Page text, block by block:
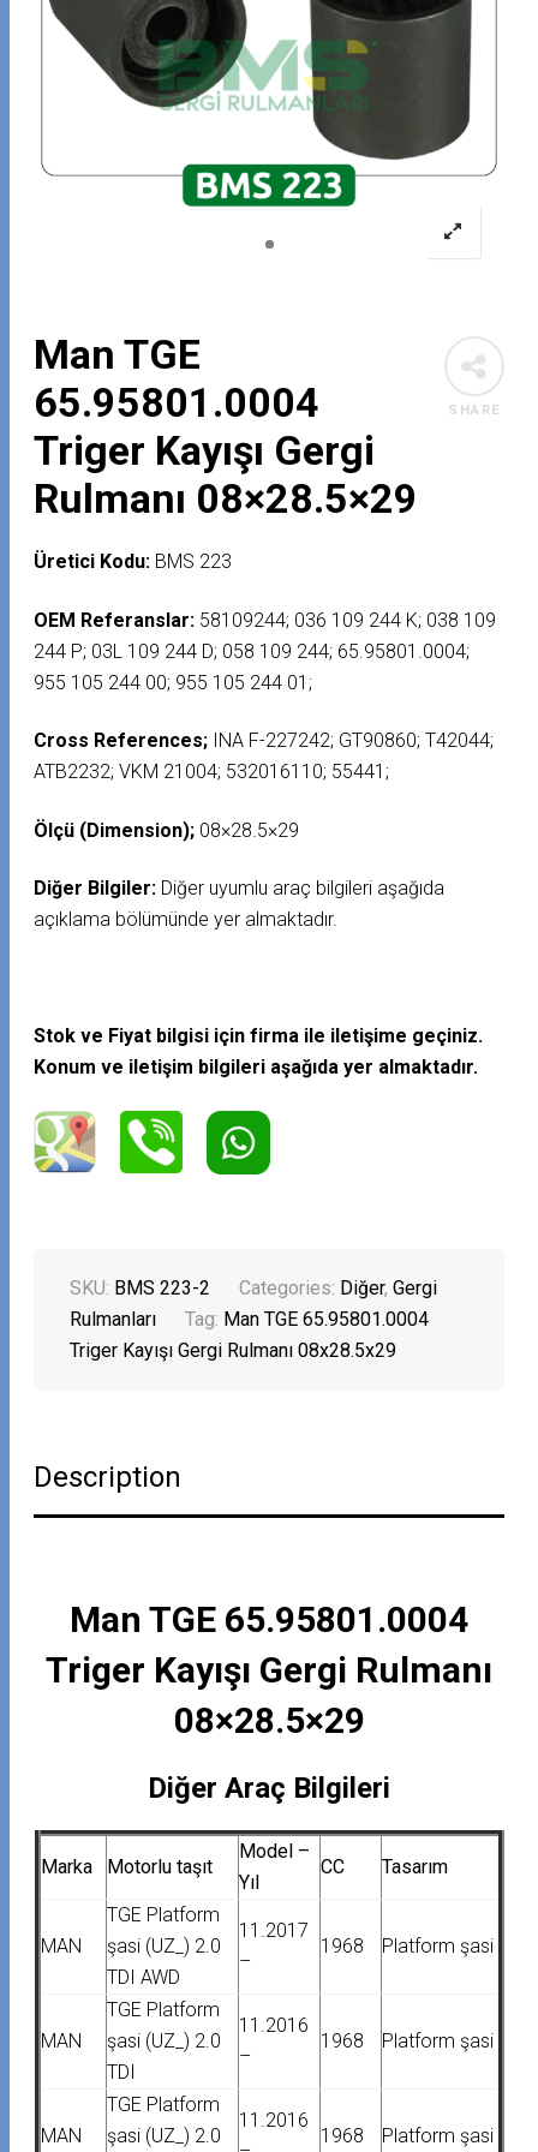
SHARE
Man TGE
65.95801.0004
Triger Kayışı Gergi
Rulmanı 08×28.5×29
Üretici Kodu: BMS 223
OEM Referanslar: 58109244; 036 109 244 K; 038 109
244 P; 03L 109 244 D; 058 109 244; 65.95801.0004;
955 105 244 00; 955 105 244 01;
Cross References; INA F-227242; GT90860; T42044;
ATB2232; VKM 21004; 532016110; 55441;
Ölçü (Dimension); 08×28.5×29
Diğer Bilgiler: Diğer uyumlu araç bilgileri aşağıda
açıklama bölümünde yer almaktadır.
Stok ve Fiyat bilgisi için firma ile iletişime geçiniz.
Konum ve iletişim bilgileri aşağıda yer almaktadır.
SKU: BMS 223-2 Categories: Diğer,Gergi
Rulmanları
Tag: Man TGE 65.95801.0004
Triger Kayışı Gergi Rulmanı 08x28.5x29
Description
Man TGE 65.95801.0004
Triger Kayışı Gergi Rulmanı
08×28.5×29
Diğer Araç Bilgileri
Marka Motorlu taşıt
Model –
Yıl
CC Tasarım
MAN
TGE Platform
şasi (UZ_) 2.0
TDI AWD
11.2017
–
1968 Platform şasi
MAN
TGE Platform
şasi (UZ_) 2.0
TDI
11.2016
–
1968 Platform şasi
MAN
TGE Platform
şasi (UZ_) 2.0
11.2016
1968 Platform şasi